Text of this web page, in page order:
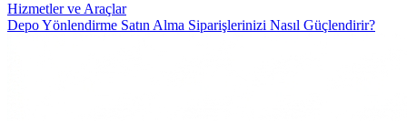
Hizmetler ve Araçlar
Depo Yönlendirme Satın Alma Siparişlerinizi Nasıl Güçlendirir?